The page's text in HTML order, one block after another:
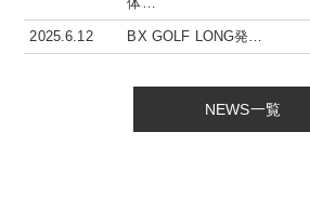
2025.6.12 BX GOLF LONG発…
NEWS一覧